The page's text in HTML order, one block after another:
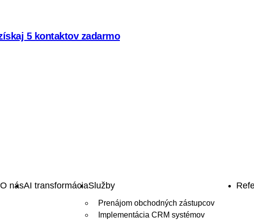
5 kontaktov zadarmo
O násAI transformáciaSlužby
Prenájom obchodných zástupcov
Implementácia CRM systémov